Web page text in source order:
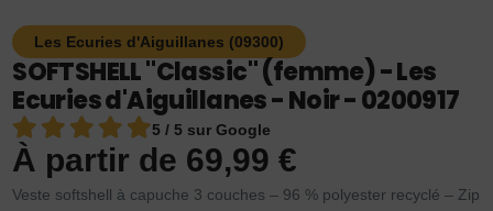
Les Ecuries d'Aiguillanes (09300)
SOFTSHELL "Classic" (femme) - Les
Ecuries d'Aiguillanes - Noir - 0200917
5 / 5 sur Google
À partir de 69,99€
Veste softshell à capuche 3 couches – 96 % polyester recyclé – Zip